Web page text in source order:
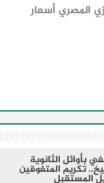
المصري أسعار
بأوائل الثانوية
تكريم المتفوقين
المستقبل